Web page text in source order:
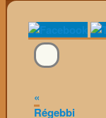
«
Régebbi